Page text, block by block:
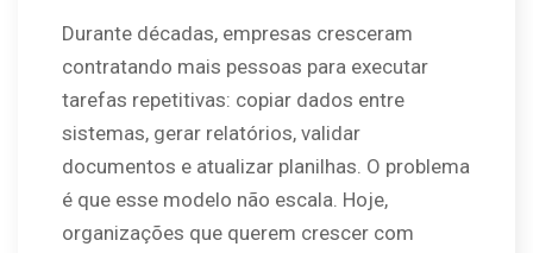
Durante décadas, empresas cresceram
contratando mais pessoas para executar
tarefas repetitivas: copiar dados entre
sistemas, gerar relatórios, validar
documentos e atualizar planilhas. O problema
é que esse modelo não escala. Hoje,
organizações que querem crescer com